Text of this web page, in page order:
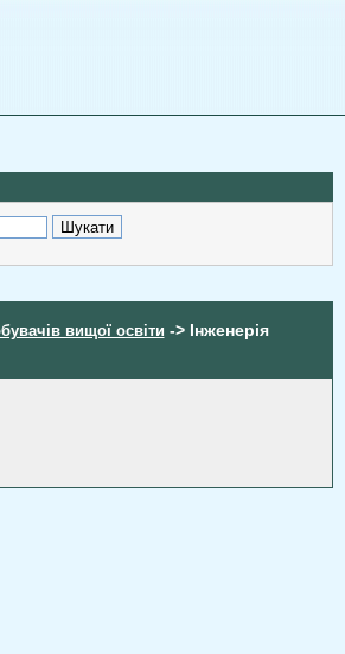
вищої освіти -> Інженерія